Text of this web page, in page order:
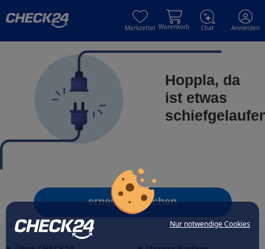
Nur notwendige Cookies
Merkzettel Warenkorb Chat Anmelden
Hoppla, da
ist etwas
erneut versuchen